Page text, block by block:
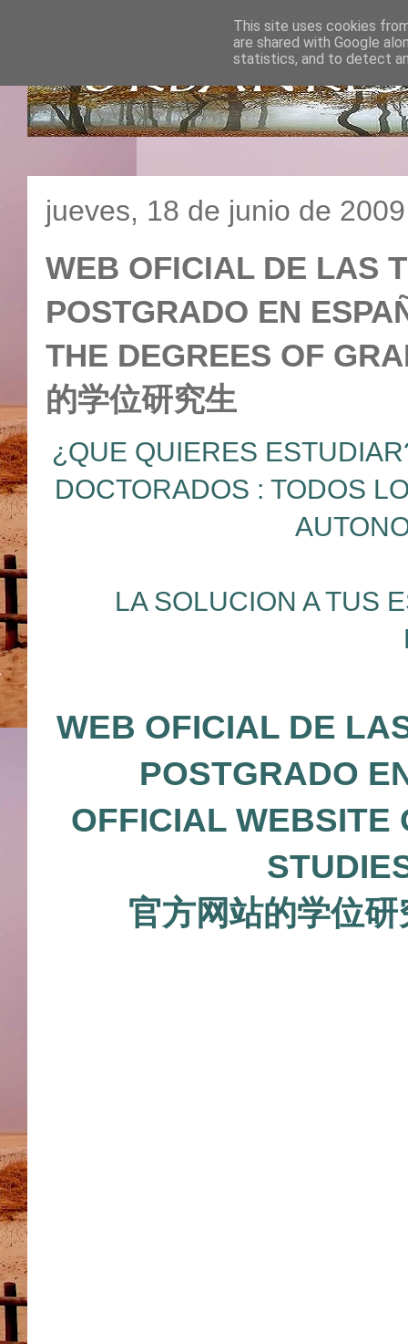
jueves, 18 de junio de 2009
WEB OFICIAL DE LAS
POSTGRADO EN
THE DEGREES OF
的学位研究生
¿QUE QUIERES
DOCTORADOS : TODOS
LA SOLUCION A TUS
WEB OFICIAL DE
POSTGRADO
OFFICIAL WEBSITE
官方网站的学位
This site uses cookies
are shared with Google
statistics, and to detect